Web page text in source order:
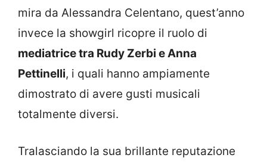
mira da Alessandra Celentano, quest’anno
invece la showgirl ricopre il ruolo di
mediatrice tra Rudy Zerbi e Anna
Pettinelli, i quali hanno ampiamente
dimostrato di avere gusti musicali
totalmente diversi.
Tralasciando la sua brillante reputazione